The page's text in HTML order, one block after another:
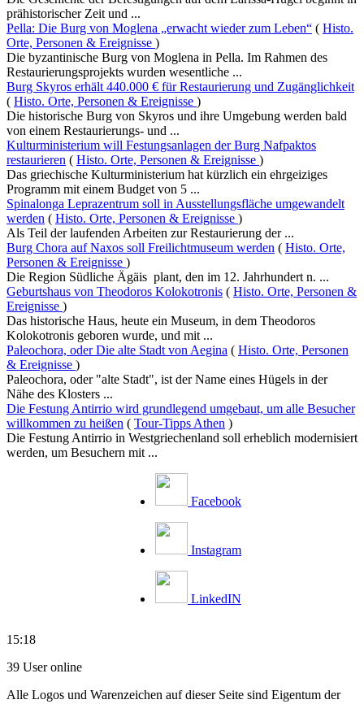
prähistorischer Zeit und ...
Pella: Die Burg von Moglena „erwacht wieder zum Leben“ ( Histo.
Orte, Personen & Ereignisse )
Die byzantinische Burg von Moglena in Pella. Im Rahmen des
Restaurierungsprojekts wurden wesentliche ...
Burg Skyros erhält 440.000 € für Restaurierung und Zugänglichkeit
( Histo. Orte, Personen & Ereignisse )
Die historische Burg von Skyros und ihre Umgebung werden bald
von einem Restaurierungs- und ...
Kulturministerium will Festungsanlagen der Burg Nafpaktos
restaurieren ( Histo. Orte, Personen & Ereignisse )
Das griechische Kulturministerium hat kürzlich ein ehrgeiziges
Programm mit einem Budget von 5 ...
Spinalonga Leprazentrum soll in Ausstellungsfläche umgewandelt
werden ( Histo. Orte, Personen & Ereignisse )
Als Teil der laufenden Arbeiten zur Restaurierung der ...
Burg Chora auf Naxos soll Freilichtmuseum werden ( Histo. Orte,
Personen & Ereignisse )
Die Region Südliche Ägäis plant, den im 12. Jahrhundert n. ...
Geburtshaus von Theodoros Kolokotronis ( Histo. Orte, Personen &
Ereignisse )
Das historische Haus, heute ein Museum, in dem Theodoros
Kolokotronis geboren wurde, und mit ...
Paleochora, oder Die alte Stadt von Aegina ( Histo. Orte, Personen
& Ereignisse )
Paleochora, oder "alte Stadt", ist der Name eines Hügels in der
Nähe des Klosters ...
Die Festung Antirrio wird grundlegend umgebaut, um alle Besucher
willkommen zu heißen ( Tour-Tipps Athen )
Die Festung Antirrio in Westgriechenland soll erheblich modernisiert
werden, um Besuchern mit ...
Facebook
Instagram
LinkedIN
15:18
39 User online
Alle Logos und Warenzeichen auf dieser Seite sind Eigentum der